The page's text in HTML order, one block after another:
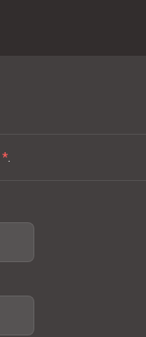
*.